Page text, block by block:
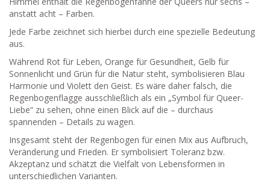
anstatt acht – Farben.
Jede Farbe zeichnet sich hierbei durch eine spezielle Bedeutung
aus.
Während Rot für Leben, Orange für Gesundheit, Gelb für
Sonnenlicht und Grün für die Natur steht, symbolisieren Blau
Harmonie und Violett den Geist. Es wäre daher falsch, die
Regenbogenflagge ausschließlich als ein „Symbol für Queer-
Liebe“ zu sehen, ohne einen Blick auf die – durchaus
spannenden – Details zu wagen.
Insgesamt steht der Regenbogen für einen Mix aus Aufbruch,
Veränderung und Frieden. Er symbolisiert Toleranz bzw.
Akzeptanz und schätzt die Vielfalt von Lebensformen in
unterschiedlichen Varianten.